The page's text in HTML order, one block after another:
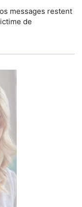
messages restent
de